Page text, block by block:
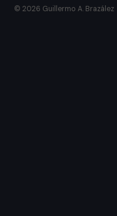
© 2026 Guillermo A. Brazález